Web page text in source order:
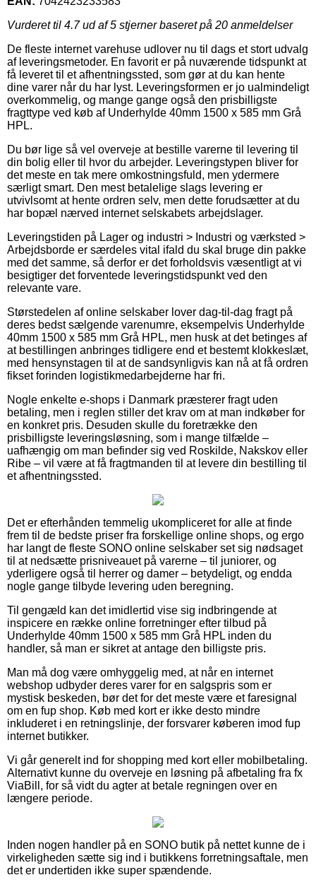
Vurderet til 4.7ud af 5 stjerner baseret på 20 anmeldelser
De fleste internet varehuse udlover nu til dags et stort udvalg
af leveringsmetoder. En favorit er på nuværende tidspunkt at
få leveret til et afhentningssted, som gør at du kan hente
dine varer når du har lyst. Leveringsformen er jo ualmindeligt
overkommelig, og mange gange også den prisbilligste
fragttype ved køb af Underhylde 40mm 1500 x 585 mm Grå
HPL.
Du bør lige så vel overveje at bestille varerne til levering til
din bolig eller til hvor du arbejder. Leveringstypen bliver for
det meste en tak mere omkostningsfuld, men ydermere
særligt smart. Den mest betalelige slags levering er
utvivlsomt at hente ordren selv, men dette forudsætter at du
har bopæl nærved internet selskabets arbejdslager.
Leveringstiden på Lager og industri > Industri og værksted >
Arbejdsborde er særdeles vital ifald du skal bruge din pakke
med det samme, så derfor er det forholdsvis væsentligt at vi
besigtiger det forventede leveringstidspunkt ved den
relevante vare.
Størstedelen af online selskaber lover dag-til-dag fragt på
deres bedst sælgende varenumre, eksempelvis Underhylde
40mm 1500 x 585 mm Grå HPL, men husk at det betinges af
at bestillingen anbringes tidligere end et bestemt klokkeslæt,
med hensynstagen til at de sandsynligvis kan nå at få ordren
fikset forinden logistikmedarbejderne har fri.
Nogle enkelte e-shops i Danmark præsterer fragt uden
betaling, men i reglen stiller det krav om at man indkøber for
en konkret pris. Desuden skulle du foretrække den
prisbilligste leveringsløsning, som i mange tilfælde –
uafhængig om man befinder sig ved Roskilde, Nakskov eller
Ribe – vil være at få fragtmanden til at levere din bestilling til
et afhentningssted.
Det er efterhånden temmelig ukompliceret for alle at finde
frem til de bedste priser fra forskellige online shops, og ergo
har langt de fleste SONO online selskaber set sig nødsaget
til at nedsætte prisniveauet på varerne – til juniorer, og
yderligere også til herrer og damer – betydeligt, og endda
nogle gange tilbyde levering uden beregning.
Til gengæld kan det imidlertid vise sig indbringende at
inspicere en række online forretninger efter tilbud på
Underhylde 40mm 1500 x 585 mm Grå HPL inden du
handler, så man er sikret at antage den billigste pris.
Man må dog være omhyggelig med, at når en internet
webshop udbyder deres varer for en salgspris som er
mystisk beskeden, bør det for det meste være et faresignal
om en fup shop. Køb med kort er ikke desto mindre
inkluderet i en retningslinje, der forsvarer køberen imod fup
internet butikker.
Vi går generelt ind for shopping med kort eller mobilbetaling.
Alternativt kunne du overveje en løsning på afbetaling fra fx
ViaBill, for så vidt du agter at betale regningen over en
længere periode.
Inden nogen handler på en SONO butik på nettet kunne de i
virkeligheden sætte sig ind i butikkens forretningsaftale, men
det er undertiden ikke super spændende.